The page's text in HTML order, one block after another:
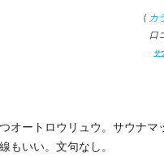
( カ
口
サ
オートロウリュウ。サウナマ
もいい。文句なし。